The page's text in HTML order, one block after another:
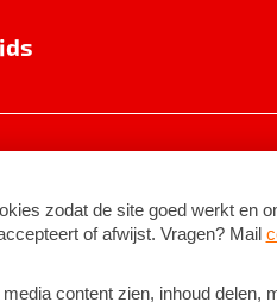
2026BNNVARA